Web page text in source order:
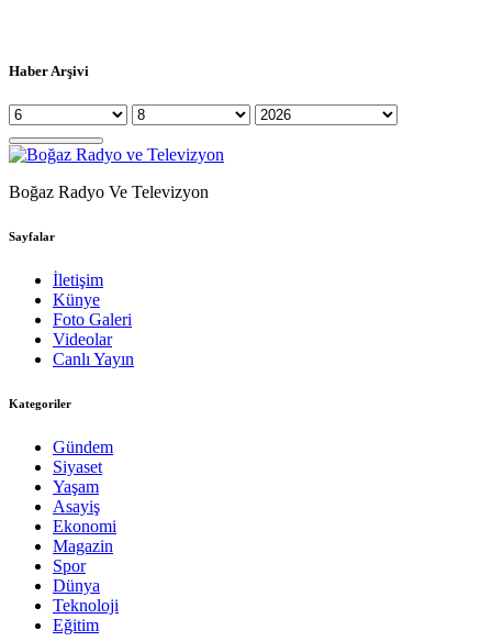
Haber Arşivi
Boğaz Radyo Ve Televizyon
Sayfalar
İletişim
Künye
Foto Galeri
Videolar
Canlı Yayın
Kategoriler
Gündem
Siyaset
Yaşam
Asayiş
Ekonomi
Magazin
Spor
Dünya
Teknoloji
Eğitim